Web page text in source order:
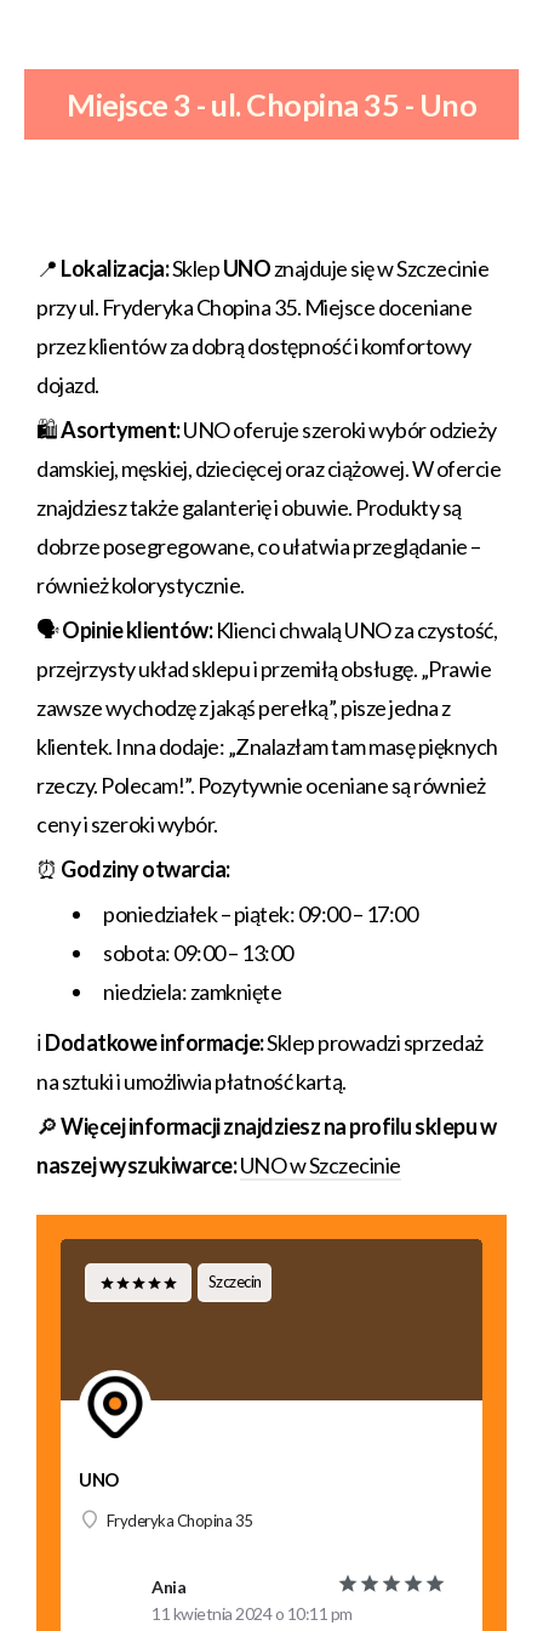
Miejsce 3 - ul. Chopina 35 - Uno
📍 Lokalizacja:SklepUNOznajduje się w Szczecinie
przy ul. Fryderyka Chopina 35. Miejsce doceniane
przez klientów za dobrą dostępność i komfortowy
dojazd.
🛍️Asortyment:UNO oferuje szeroki wybór odzieży
damskiej, męskiej, dziecięcej oraz ciążowej. W ofercie
znajdziesz także galanterię i obuwie. Produkty są
dobrze posegregowane, co ułatwia przeglądanie –
również kolorystycznie.
🗣️Opinie klientów:Klienci chwalą UNO za czystość,
przejrzysty układ sklepu i przemiłą obsługę. „Prawie
zawsze wychodzę z jakąś perełką”, pisze jedna z
klientek. Inna dodaje: „Znalazłam tam masę pięknych
rzeczy. Polecam!”. Pozytywnie oceniane są również
ceny i szeroki wybór.
⏰ Godziny otwarcia:
poniedziałek – piątek: 09:00 – 17:00
sobota: 09:00 – 13:00
niedziela: zamknięte
ℹ️Dodatkowe informacje:Sklep prowadzi sprzedaż
na sztuki i umożliwia płatność kartą.
🔎Więcej informacji znajdziesz na profilu sklepu w
naszej wyszukiwarce:UNO w Szczecinie
UNO
Fryderyka Chopina 35
Szczecin
Marzena
17 sierpnia 2022 o 12:25 pm